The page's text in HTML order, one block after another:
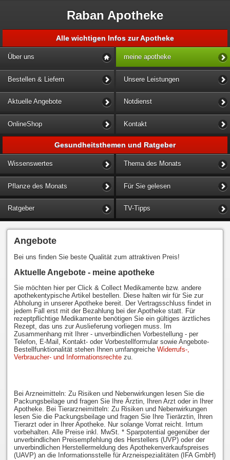
Raban Apotheke
Alle wichtigen Infos zur Apotheke
Über uns meine apotheke
Bestellen & Liefern Unsere Leistungen
Aktuelle Angebote Notdienst
OnlineShop Kontakt
Gesundheitsthemen und Ratgeber
Wissenswertes Thema des Monats
Pflanze des Monats Für Sie gelesen
Ratgeber TV-Tipps
Angebote
Bei uns finden Sie beste Qualität zum attraktiven Preis!
Aktuelle Angebote - meine apotheke
Sie möchten hier per Click & Collect Medikamente bzw. andere
apothekentypische Artikel bestellen. Diese halten wir für Sie zur
Abholung in unserer Apotheke bereit. Der Vertragsschluss findet in
jedem Fall erst mit der Bezahlung bei der Apotheke statt. Für
rezeptpflichtige Medikamente benötigen Sie ein gültiges ärztliches
Rezept, das uns zur Auslieferung vorliegen muss. Im
Zusammenhang mit Ihrer - unverbindlichen Vorbestellung - per
Telefon, E-Mail, Kontakt- oder Vorbestellformular sowie Angebote-
Bestellfunktionalität stehen Ihnen umfangreiche Widerrufs-,
Verbraucher- und Informationsrechtezu.
Bei Arzneimitteln: Zu Risiken und Nebenwirkungen lesen Sie die
Packungsbeilage und fragen Sie Ihre Ärztin, Ihren Arzt oder in Ihrer
Apotheke. Bei Tierarzneimitteln: Zu Risiken und Nebenwirkungen
lesen Sie die Packungsbeilage und fragen Sie Ihre Tierärztin, Ihren
Tierarzt oder in Ihrer Apotheke. Nur solange Vorrat reicht. Irrtum
vorbehalten. Alle Preise inkl. MwSt. * Sparpotential gegenüber der
unverbindlichen Preisempfehlung des Herstellers (UVP) oder der
unverbindlichen Herstellermeldung des Apothekenverkaufspreises
(UAVP) an die Informationsstelle für Arzneispezialitäten (IFA GmbH)